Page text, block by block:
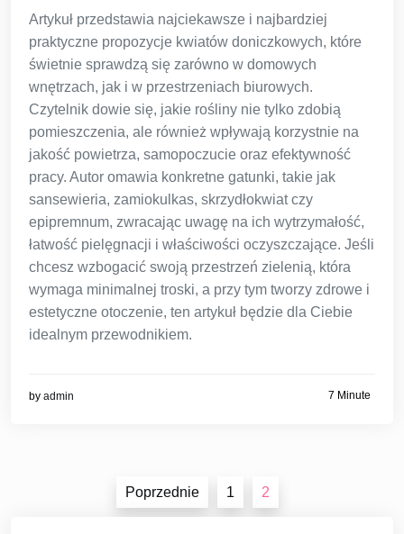
Artykuł przedstawia najciekawsze i najbardziej
praktyczne propozycje kwiatów doniczkowych, które
świetnie sprawdzą się zarówno w domowych
wnętrzach, jak i w przestrzeniach biurowych.
Czytelnik dowie się, jakie rośliny nie tylko zdobią
pomieszczenia, ale również wpływają korzystnie na
jakość powietrza, samopoczucie oraz efektywność
pracy. Autor omawia konkretne gatunki, takie jak
sansewieria, zamiokulkas, skrzydłokwiat czy
epipremnum, zwracając uwagę na ich wytrzymałość,
łatwość pielęgnacji i właściwości oczyszczające. Jeśli
chcesz wzbogacić swoją przestrzeń zielenią, która
wymaga minimalnej troski, a przy tym tworzy zdrowe i
estetyczne otoczenie, ten artykuł będzie dla Ciebie
idealnym przewodnikiem.
by admin 7 Minute
Stronicowanie
Poprzednie 1 2